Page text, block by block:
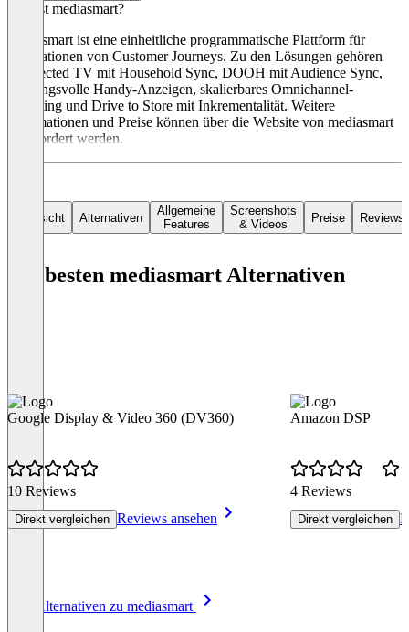
Was ist mediasmart?
mediasmart ist eine einheitliche programmatische Plattform für
Integrationen von Customer Journeys. Zu den Lösungen gehören
Connected TV mit Household Sync, DOOH mit Audience Sync,
wirkungsvolle Handy-Anzeigen, skalierbares Omnichannel-
Targeting und Drive to Store mit Inkrementalität. Weitere
Informationen und Preise können über die Website von mediasmart
angefordert werden.
Übersicht Alternativen
Allgemeine
Features
Screenshots
& Videos
Preise Reviews
Die besten mediasmart Alternativen
Google Display & Video 360 (DV360)
10 Reviews
Direkt vergleichen Reviews ansehen
Amazon DSP
4 Reviews
Direkt vergleichen
Alle Alternativen zu mediasmart